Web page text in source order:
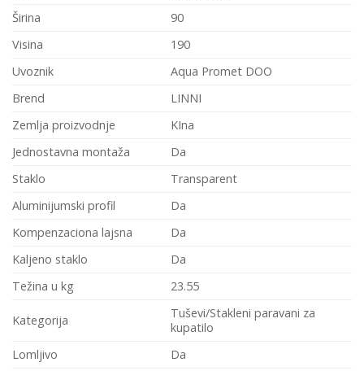
Širina
90
Visina
190
Uvoznik
Aqua Promet DOO
Brend
LINNI
Zemlja proizvodnje
KIna
Jednostavna montaža
Da
Staklo
Transparent
Aluminijumski profil
Da
Kompenzaciona lajsna
Da
Kaljeno staklo
Da
Težina u kg
23.55
Kategorija
Tuševi/Stakleni paravani za
kupatilo
Lomljivo
Da